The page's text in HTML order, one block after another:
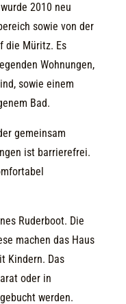
2010 neu
sowie von der
die Müritz. Es
Wohnungen,
sowie einem
Bad.
gemeinsam
ist barrierefrei.
Ruderboot. Die
machen das Haus
Kindern. Das
oder in
werden.